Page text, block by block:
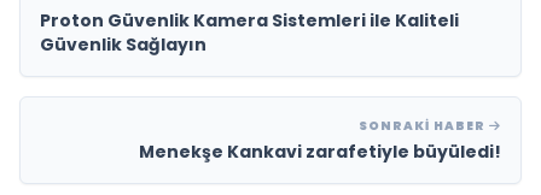
Proton Güvenlik Kamera Sistemleri ile Kaliteli
Güvenlik Sağlayın
SONRAKI HABER
Menekşe Kankavi zarafetiyle büyüledi!